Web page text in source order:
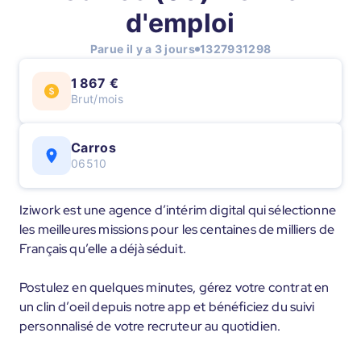
d'emploi
Parue il y a 3 jours 1327931298
1 867 €
Brut/mois
Carros
06510
Iziwork est une agence d’intérim digital qui sélectionne
les meilleures missions pour les centaines de milliers de
Français qu’elle a déjà séduit.
Postulez en quelques minutes, gérez votre contrat en
un clin d’oeil depuis notre app et bénéficiez du suivi
personnalisé de votre recruteur au quotidien.